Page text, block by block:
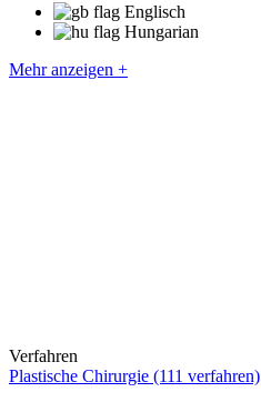
Englisch
Hungarian
Mehr anzeigen +
Verfahren
Plastische Chirurgie (111 verfahren)